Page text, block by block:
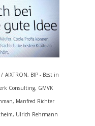
/ AIXTRON, BIP - Best in
Consulting, GMVK
, Manfred Richter
, Ulrich Rehrmann